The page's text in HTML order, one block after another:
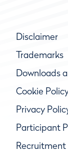
Disclaimer
Trademarks
Downloads
Cookie
Privacy
Participant
Recruitment